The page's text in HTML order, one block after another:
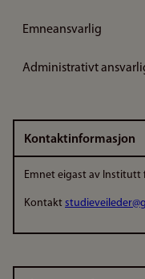
Emneansvarlig
Administrativt
Kontaktinformasjon
Emnet eigast av Institutt
Kontakt